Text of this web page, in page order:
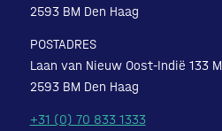
2593 BM Den Haag
POSTADRES
Laan van Nieuw Oost-Indië 133 M
2593 BM Den Haag
+31 (0) 70 833 1333